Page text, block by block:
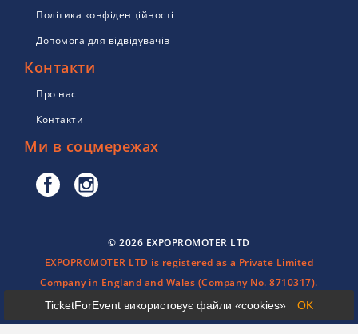
TicketForEvent використовує файли «cookies» OK
Політика конфіденційності
Допомога для відвідувачів
Контакти
Про нас
Контакти
Ми в соцмережах
© 2026 EXPOPROMOTER LTD
EXPOPROMOTER LTD is registered as a Private Limited
Company in England and Wales (Company No. 8710317).